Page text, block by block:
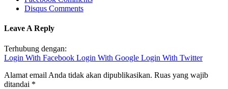
Disqus Comments
Leave A Reply
Terhubung dengan:
Login With Facebook Login With Google Login With Twitter
Alamat email Anda tidak akan dipublikasikan. Ruas yang wajib
ditandai *